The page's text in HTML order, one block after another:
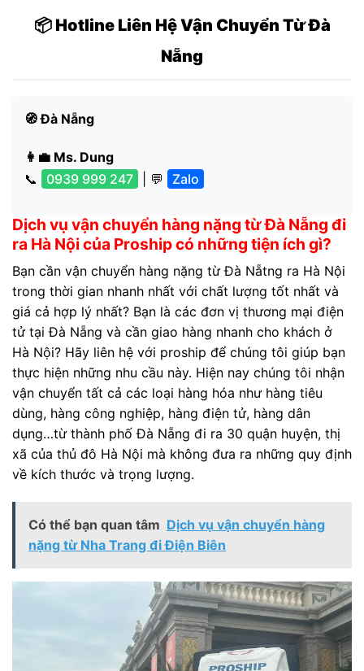
📦 Hotline Liên Hệ Vận Chuyển Từ Đà
Nẵng
🧭 Đà Nẵng
👩‍💼 Ms. Dung
📞
0939 999 247 | 💬 Zalo
Dịch vụ vận chuyển hàng nặng từ Đà Nẵng đi
ra Hà Nội của Proship có những tiện ích gì?
Bạn cần vận chuyển hàng nặng từ Đà Nẵtng ra Hà Nội
trong thời gian nhanh nhất với chất lượng tốt nhất và
giá cả hợp lý nhất? Bạn là các đơn vị thương mại điện
tử tại Đà Nẵng và cần giao hàng nhanh cho khách ở
Hà Nội? Hãy liên hệ với proship để chúng tôi giúp bạn
thực hiện những nhu cầu này. Hiện nay chúng tôi nhận
vận chuyển tất cả các loại hàng hóa như hàng tiêu
dùng, hàng công nghiệp, hàng điện tử, hàng dân
dụng…từ thành phố Đà Nẵng đi ra 30 quận huyện, thị
xã của thủ đô Hà Nội mà không đưa ra những quy định
về kích thước và trọng lượng.
Có thể bạn quan tâm Dịch vụ vận chuyển hàng
nặng từ Nha Trang đi Điện Biên